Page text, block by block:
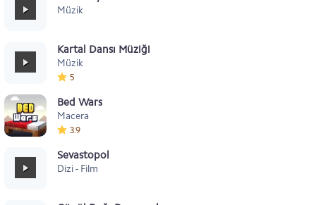
Müzik
Kartal Dansı Müziği
Müzik
5
Bed Wars
Macera
3.9
Sevastopol
Dizi - Film